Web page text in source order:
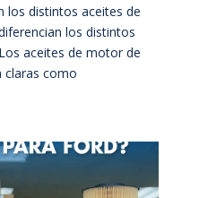
los distintos aceites de
los distintos
aceites de motor de
claras como